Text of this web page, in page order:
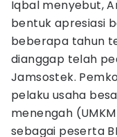
Iqbal menyebut,
bentuk apresiasi
beberapa tahun
dianggap telah
Jamsostek.
pelaku usaha
menengah
sebagai peserta